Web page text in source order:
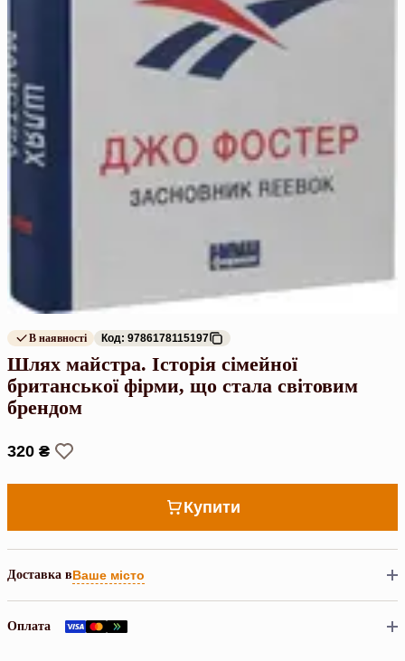
В наявності Код: 9786178115197
Шлях майстра. Історія сімейної
британської фірми, що стала світовим
брендом
320 ₴
Купити
Доставка вВаше місто
Оплата